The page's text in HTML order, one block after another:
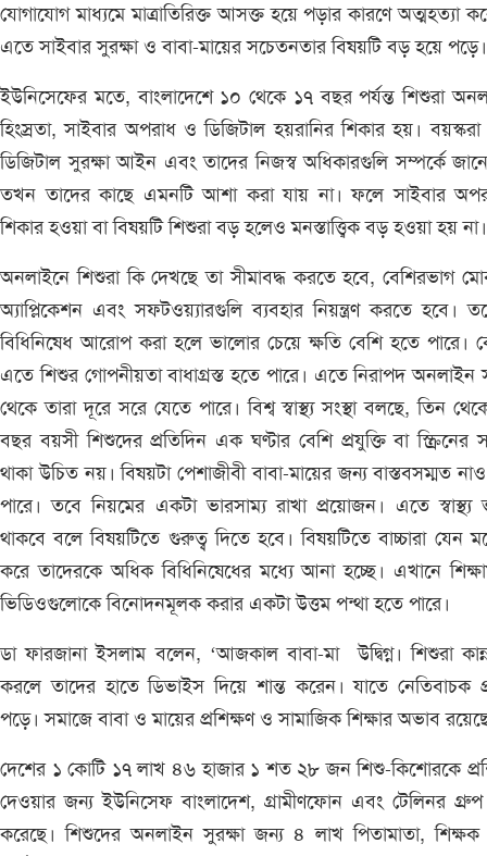
যোগাযোগ মাধ্যমে মাত্রাতিরিক্ত আসক্ত হয়ে পড়ার কারণে অত্মহত্যা
এতে সাইবার সুরক্ষা ও বাবা-মায়ের সচেতনতার বিষয়টি বড় হয়ে পড়ে।
ইউনিসেফের মতে, বাংলাদেশে ১০ থেকে ১৭ বছর পর্যন্ত শিশুরা
হিংস্রতা, সাইবার অপরাধ ও ডিজিটাল হয়রানির শিকার হয়।
ডিজিটাল সুরক্ষা আইন এবং তাদের নিজস্ব অধিকারগুলি সম্পর্কে
তখন তাদের কাছে এমনটি আশা করা যায় না। ফলে সাইবার
শিকার হওয়া বা বিষয়টি শিশুরা বড় হলেও মনস্তাত্ত্বিক বড় হওয়া হয়
অনলাইনে শিশুরা কি দেখছে তা সীমাবদ্ধ করতে হবে, বেশিরভাগ
অ্যাপ্লিকেশন এবং সফটওয়্যারগুলি ব্যবহার নিয়ন্ত্রণ করতে হবে।
বিধিনিষেধ আরোপ করা হলে ভালোর চেয়ে ক্ষতি বেশি হতে পারে।
এতে শিশুর গোপনীয়তা বাধাগ্রস্ত হতে পারে। এতে নিরাপদ অনলাইন
থেকে তারা দূরে সরে যেতে পারে। বিশ্ব স্বাস্থ্য সংস্থা বলছে, তিন
বছর বয়সী শিশুদের প্রতিদিন এক ঘণ্টার বেশি প্রযুক্তি বা স্ক্রিনের
থাকা উচিত নয়। বিষয়টা পেশাজীবী বাবা-মায়ের জন্য বাস্তবসম্মত
পারে। তবে নিয়মের একটা ভারসাম্য রাখা প্রয়োজন। এতে স্বাস্থ্য
থাকবে বলে বিষয়টিতে গুরুত্ব দিতে হবে। বিষয়টিতে বাচ্চারা যেন
করে তাদেরকে অধিক বিধিনিষেধের মধ্যে আনা হচ্ছে। এখানে
ভিডিওগুলোকে বিনোদনমূলক করার একটা উত্তম পন্থা হতে পারে।
ডা ফারজানা ইসলাম বলেন, ‘আজকাল বাবা-মা উদ্বিগ্ন। শিশুরা
করলে তাদের হাতে ডিভাইস দিয়ে শান্ত করেন। যাতে নেতিবাচক
পড়ে। সমাজে বাবা ও মায়ের প্রশিক্ষণ ও সামাজিক শিক্ষার অভাব
দেশের ১ কোটি ১৭ লাখ ৪৬ হাজার ১ শত ২৮ জন শিশু-কিশোরকে
দেওয়ার জন্য ইউনিসেফ বাংলাদেশ, গ্রামীণফোন এবং টেলিনর গ্রুপ
করেছে। শিশুদের অনলাইন সুরক্ষা জন্য ৪ লাখ পিতামাতা,